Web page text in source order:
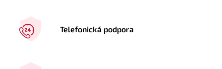
Telefonická podpora